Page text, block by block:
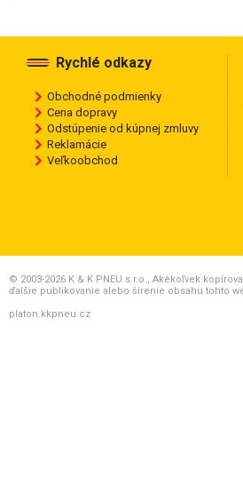
Rychlé odkazy
Obchodné podmienky
Cena dopravy
Odstúpenie od kúpnej zmluvy
Reklamácie
Veľkoobchod
© 2003-2026 K & K PNEU s.r.o., Akékoľvek
ďalšie publikovanie alebo šírenie obsahu tohto
platon.kkpneu.cz